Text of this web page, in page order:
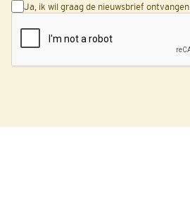
Ja, ik wil graag de nieuwsbrief ontvangen